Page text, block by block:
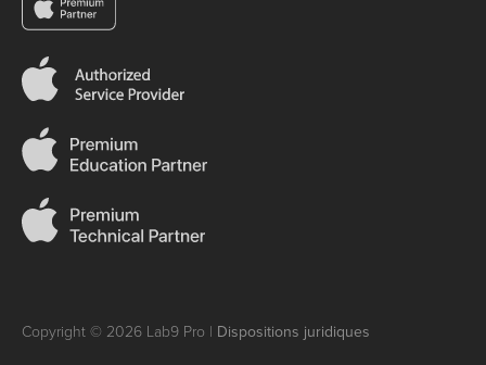
Copyright © 2026 Lab9 Pro | Dispositions juridiques